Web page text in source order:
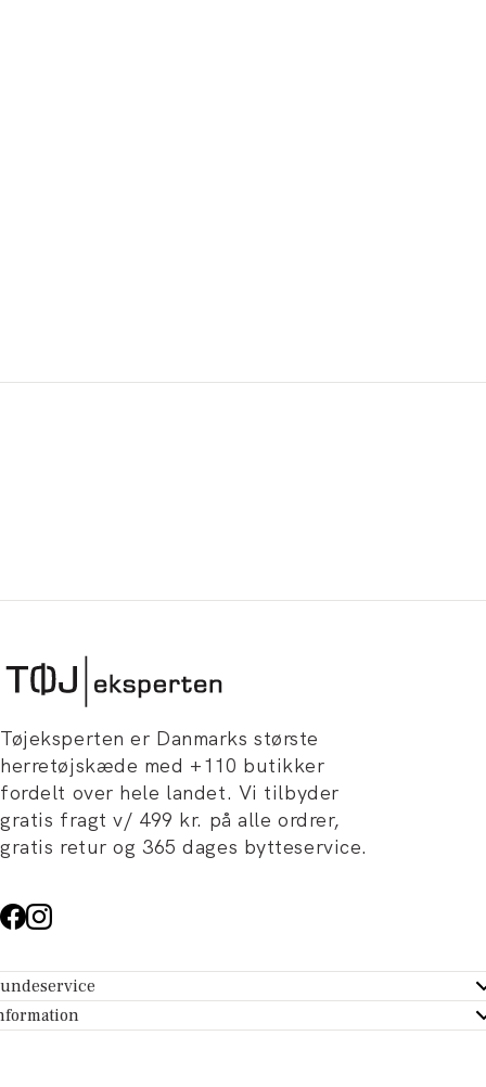
Tøjeksperten er Danmarks største
herretøjskæde med +110 butikker
fordelt over hele landet. Vi tilbyder
gratis fragt v/ 499 kr. på alle ordrer,
gratis retur og 365 dages bytteservice.
- Hjælpecenter
Tøjeksperten